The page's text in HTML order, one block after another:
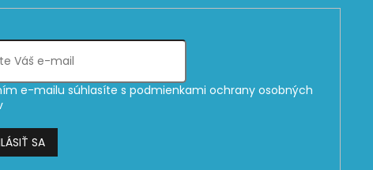
e-mailu súhlasíte s podmienkami ochrany osobných
SA